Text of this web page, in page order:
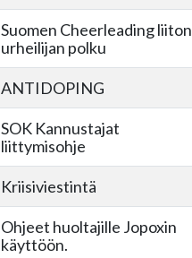
Suomen Cheerleading liiton
urheilijan polku
ANTIDOPING
SOK Kannustajat
liittymisohje
Kriisiviestintä
Ohjeet huoltajille Jopoxin
käyttöön.